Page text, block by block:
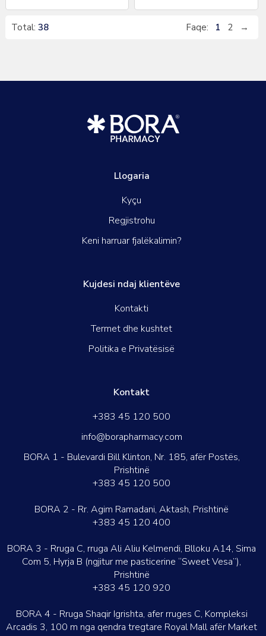
Total: 38 Faqe: 1 2 →
Llogaria
Kyçu
Regjistrohu
Keni harruar fjalëkalimin?
Kujdesi ndaj klientëve
Kontakti
Termet dhe kushtet
Politika e Privatësisë
Kontakt
+383 45 120 500
info@borapharmacy.com
BORA 1 - Bulevardi Bill Klinton, Nr. 185, afër Postës,
Prishtinë
+383 45 120 500
BORA 2 - Rr. Agim Ramadani, Aktash, Prishtinë
+383 45 120 400
BORA 3 - Rruga C, rruga Ali Aliu Kelmendi, Blloku A14, Sima
Com 5, Hyrja B (ngjitur me pasticerine “Sweet Vesa”),
Prishtinë
+383 45 120 920
BORA 4 - Rruga Shaqir Igrishta, afer rruges C, Kompleksi
Arcadis 3, 100 m nga qendra tregtare Royal Mall afër Market